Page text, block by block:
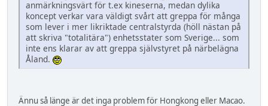
anmärkningsvärt för t.ex kineserna, medan dylika
koncept verkar vara väldigt svårt att greppa för många
som lever i mer likriktade centralstyrda (höll nästan på
att skriva "totalitära") enhetsstater som Sverige... som
inte ens klarar av att greppa självstyret på närbelägna
Åland.
Ännu så länge är det inga problem för Hongkong eller Macao.